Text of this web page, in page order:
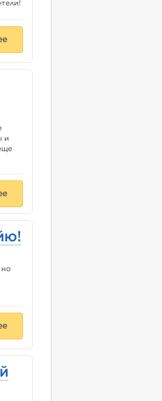
и
но